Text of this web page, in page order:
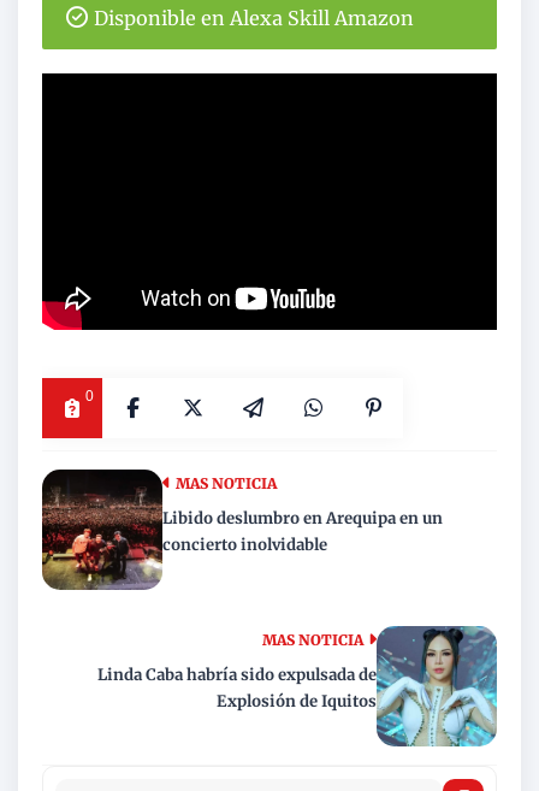
Disponible en Alexa Skill Amazon
0
MAS NOTICIA
Linda Caba habría sido expulsada de
Explosión de Iquitos
MAS NOTICIA
Libido deslumbro en Arequipa en un
concierto inolvidable